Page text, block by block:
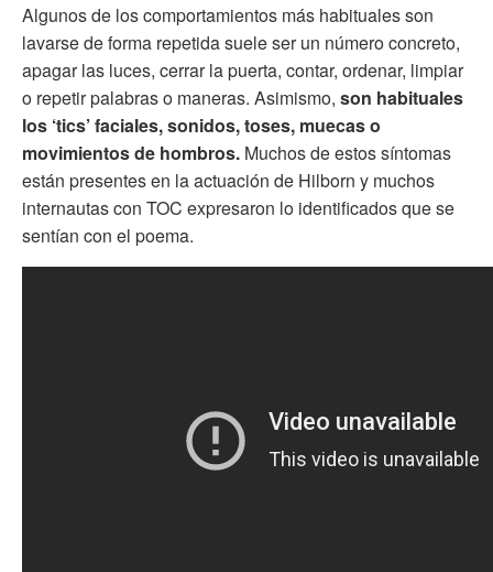
Algunos de los comportamientos más habituales son
lavarse de forma repetida suele ser un número concreto,
apagar las luces, cerrar la puerta, contar, ordenar, limpiar
o repetir palabras o maneras. Asimismo, son habituales
los ‘tics’ faciales, sonidos, toses, muecas o
movimientos de hombros. Muchos de estos síntomas
están presentes en la actuación de Hilborn y muchos
internautas con TOC expresaron lo identificados que se
sentían con el poema.